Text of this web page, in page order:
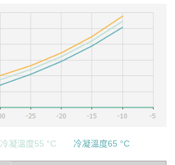
冷凝溫度55 °C 冷凝溫度65 °C